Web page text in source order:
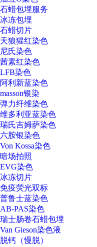
石蜡包埋服务
冰冻包埋
石蜡切片
天狼猩红染色
尼氏染色
茜素红染色
LFB染色
阿利新蓝染色
masson银染
弹力纤维染色
维多利亚蓝染色
瑞氏吉姆萨染色
六胺银染色
Von Kossa染色
暗场拍照
EVG染色
冰冻切片
免疫荧光双标
普鲁士蓝染色
AB-PAS染色
瑞士肠卷石蜡包埋
Van Gieson染色液
脱钙（慢脱）